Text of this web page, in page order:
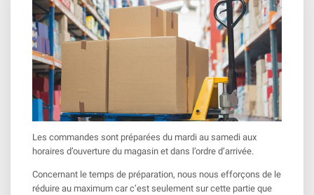
Les commandes sont préparées du mardi au samedi aux
horaires d’ouverture du magasin et dans l’ordre d’arrivée.
Concernant le temps de préparation, nous nous efforçons de le
réduire au maximum car c’est seulement sur cette partie que